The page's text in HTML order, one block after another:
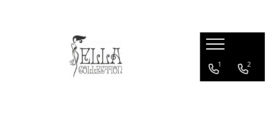
Geci & Paltoane
Geci & Paltoane 1 2